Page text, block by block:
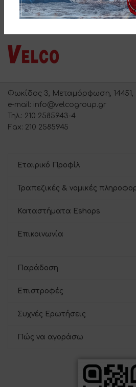
Φωκίδος 3, Μεταμόρφωση, 14451,
e-mail: info@velcogroup.gr
Τηλ.: 210 2585943-4
Fax: 210 2585945
Εταιρικό Προφίλ
Τραπεζικές & νομικές
Καταστήματα Eshops
Επικοινωνία
Παράδοση
Επιστροφές
Συχνές Ερωτήσεις
Πώς να αγοράσω